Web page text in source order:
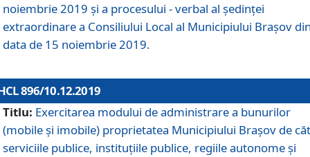
noiembrie 2019 și a procesului - verbal al ședinței
extraordinare a Consiliului Local al Municipiului Brașov
data de 15 noiembrie 2019.
896/10.12.2019
Titlu: Exercitarea modului de administrare a bunurilor
(mobile și imobile) proprietatea Municipiului Brașov de
serviciile publice, instituțiile publice, regiile autonome și